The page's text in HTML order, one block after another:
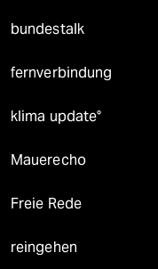
bundestalk
fernverbindung
klima update°
Mauerecho
Freie Rede
reingehen